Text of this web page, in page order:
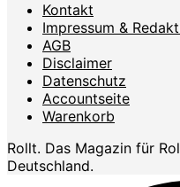
Kontakt
Impressum &
AGB
Disclaimer
Datenschutz
Accountseite
Warenkorb
Rollt. Das Magazin für
Deutschland.